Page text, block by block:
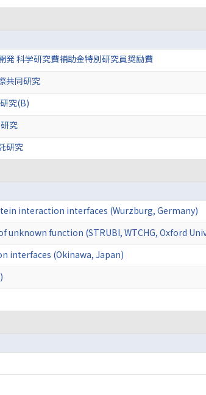
発 科学研究費補助金特別研究員奨励費
共同研究
究(B)
究
研究
interaction interfaces (Wurzburg, Germany)
function (STRUBI, WTCHG, Oxford
(Okinawa, Japan)